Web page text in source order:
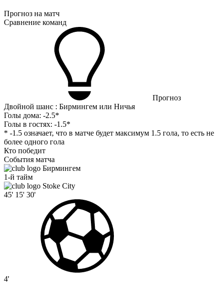
Прогноз на матч
Сравнение команд
Прогноз
Двойной шанс : Бирмингем или Ничья
Голы дома: -2.5*
Голы в гостях: -1.5*
* -1.5 означает, что в матче будет максимум 1.5 гола, то есть не
более одного гола
Кто победит
События матча
Бирмингем
1-й тайм
Stoke City
45' 15' 30'
4'